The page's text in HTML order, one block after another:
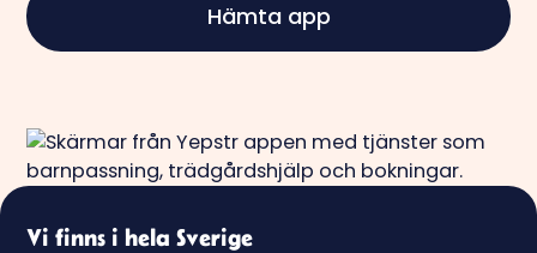
Hämta app
Vi finns i hela Sverige